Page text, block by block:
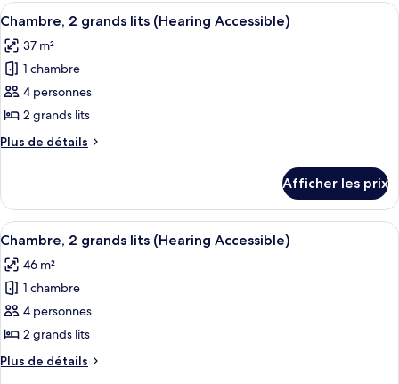
lit
double
lit
Afficher
toutes
les
photos
pour
ce
type
de
Chambre,
grands
lits
(Hearing
Accessible)
Une chambre d’hôtel avec deux lits,
4
Chambre, 2 grands lits (Hearing Accessible)
37 m²
1 chambre
4 personnes
2 grands lits
Plus de détails
Plus
Chambre,
grands
(Hearing
Accessible)
Afficher les prix
Afficher
toutes
les
photos
pour
ce
type
de
Une chambre d’hôtel avec deux lits,
4
Chambre, 2 grands lits (Hearing Accessible)
46 m²
1 chambre
4 personnes
2 grands lits
Plus de détails
Plus